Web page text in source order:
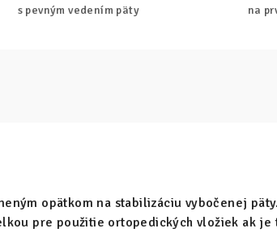
s pevným vedením päty na
opätkom na stabilizáciu vybočenej
pre použitie ortopedických vložiek ak je